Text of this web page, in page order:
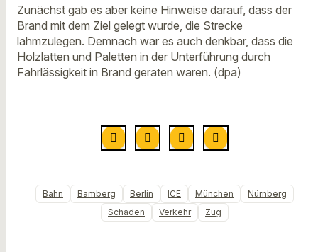
Zunächst gab es aber keine Hinweise darauf, dass der
Brand mit dem Ziel gelegt wurde, die Strecke
lahmzulegen. Demnach war es auch denkbar, dass die
Holzlatten und Paletten in der Unterführung durch
Fahrlässigkeit in Brand geraten waren. (dpa)
Bahn Bamberg Berlin ICE München
Nürnberg
Schaden
Verkehr Zug